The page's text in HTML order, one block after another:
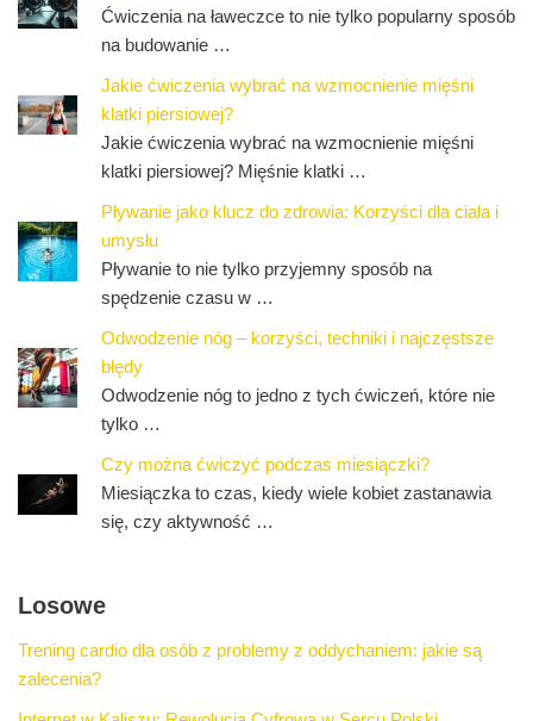
Ćwiczenia na ławeczce to nie tylko popularny sposób
na budowanie …
Jakie ćwiczenia wybrać na wzmocnienie mięśni
klatki piersiowej?
Jakie ćwiczenia wybrać na wzmocnienie mięśni
klatki piersiowej? Mięśnie klatki …
Pływanie jako klucz do zdrowia: Korzyści dla ciała i
umysłu
Pływanie to nie tylko przyjemny sposób na
spędzenie czasu w …
Odwodzenie nóg – korzyści, techniki i najczęstsze
błędy
Odwodzenie nóg to jedno z tych ćwiczeń, które nie
tylko …
Czy można ćwiczyć podczas miesiączki?
Miesiączka to czas, kiedy wiele kobiet zastanawia
się, czy aktywność …
Losowe
Trening cardio dla osób z problemy z oddychaniem: jakie są
zalecenia?